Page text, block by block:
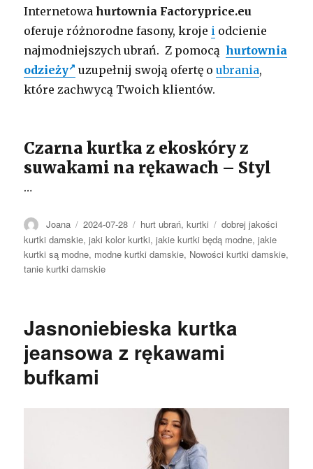
Internetowahurtownia Factoryprice.eu
oferuje różnorodne fasony, kroje i odcienie
najmodniejszych ubrań. Z pomocąhurtownia
odzieży
uzupełnij swoją ofertę oubrania,
które zachwycą Twoich klientów.
Czarna kurtka z ekoskóry z
suwakami na rękawach – Styl
…
Autor
Joana Opublikowano
2024-07-28 Kategorie
hurt ubrań,kurtki Tagi
dobrej jakości
kurtki damskie,jaki kolor kurtki,jakie kurtki będą modne,jakie
kurtki są modne, modne kurtki damskie, Nowości kurtki damskie,
tanie kurtki damskie
Jasnoniebieska kurtka
jeansowa z rękawami
bufkami